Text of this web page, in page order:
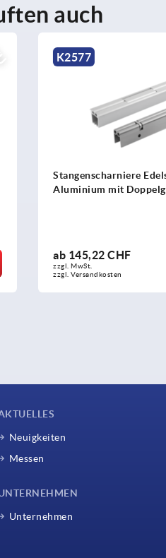
auch
K1347
Anschraubscharniere
Edelstahl
ab4,70 CHF
zzgl. MwSt.
zzgl. Versandkosten
Neuigkeiten
Messen
Unternehmen